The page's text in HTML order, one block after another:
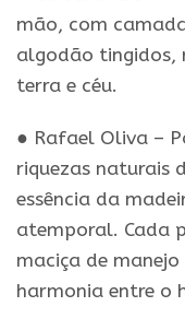
mão, com
algodão tingidos,
terra e céu.
● Rafael Oliva –
riquezas naturais
essência da
atemporal. Cada
maciça de
harmonia entre o